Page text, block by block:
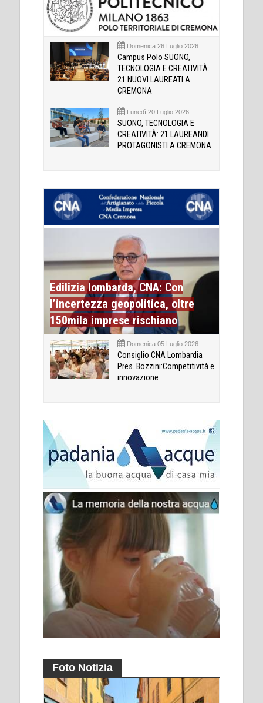
Domenica 26 Luglio 2026
Campus Polo SUONO,
TECNOLOGIA E CREATIVITÀ:
21 NUOVI LAUREATI A
CREMONA
Lunedì 20 Luglio 2026
SUONO, TECNOLOGIA E
CREATIVITÀ: 21 LAUREANDI
PROTAGONISTI A CREMONA
Edilizia lombarda, CNA: Con
l’incertezza geopolitica, oltre
150mila imprese rischiano
Domenica 05 Luglio 2026
Consiglio CNA Lombardia
Pres. Bozzini:Competitività e
innovazione
Foto Notizia